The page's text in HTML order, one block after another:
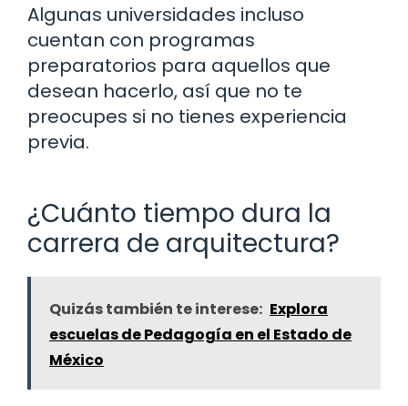
Algunas universidades incluso
cuentan con programas
preparatorios para aquellos que
desean hacerlo, así que no te
preocupes si no tienes experiencia
previa.
¿Cuánto tiempo dura la
carrera de arquitectura?
Quizás también te interese: Explora
escuelas de Pedagogía en el Estado de
México